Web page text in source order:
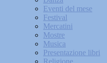
Eventi del mese
Festival
Mercatini
Mostre
Musica
Presentazione libri
Religione